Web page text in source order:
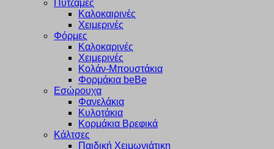
Πυτζάμες
Καλοκαιρινές
Χειμερινές
Φόρμες
Καλοκαρινές
Χειμερινές
Κολάν-Μπουστάκια
Φορμάκια beBe
Εσώρουχα
Φανελάκια
Κυλοτάκια
Κορμάκια Βρεφικά
Κάλτσες
Παιδική Χειμωνιάτικη